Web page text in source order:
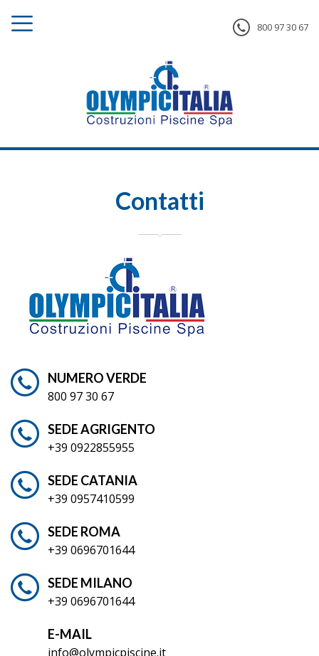
800 97 30 67
Contatti
NUMERO VERDE
800 97 30 67
SEDE AGRIGENTO
+39 0922855955
SEDE CATANIA
+39 0957410599
SEDE ROMA
+39 0696701644
SEDE MILANO
+39 0696701644
E-MAIL
info@olympicpiscine.it